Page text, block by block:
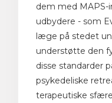
dem med MAPS-
udbydere - som
læge på stedet
understøtte den
disse standarder
psykedeliske
terapeutiske